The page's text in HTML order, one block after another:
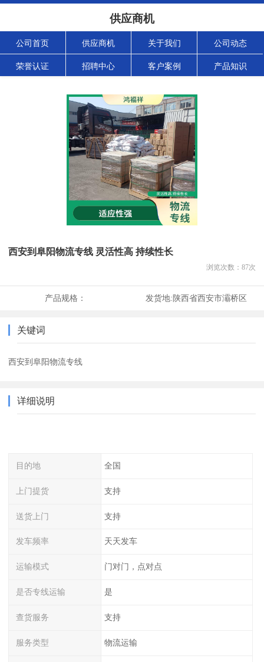
供应商机
公司首页 供应商机 关于我们 公司动态
荣誉认证 招聘中心 客户案例 产品知识
西安到阜阳物流专线 灵活性高 持续性长
浏览次数： 87次
产品规格： 发货地:陕西省西安市灞桥区
关键词
西安到阜阳物流专线
详细说明
目的地 全国
上门提货 支持
送货上门 支持
发车频率 天天发车
运输模式 门对门，点对点
是否专线运输 是
查货服务 支持
服务类型 物流运输